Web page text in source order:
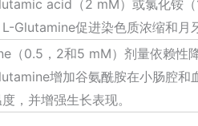
acid（2 mM）或氯化铵（
Glutamine促进染色质浓缩和月
（0.5，2和5 mM）剂量依赖性
增加谷氨酰胺在小肠腔和
，并增强生长表现。